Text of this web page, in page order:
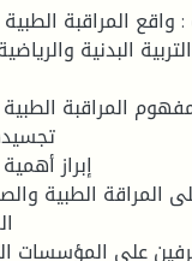
: واقع المراقبة
التربية البدنية